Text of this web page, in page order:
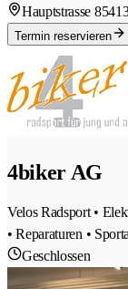
Hauptstrasse 85
Termin reservieren
4biker AG
Velos Radsport •
• Reparaturen •
Geschlossen